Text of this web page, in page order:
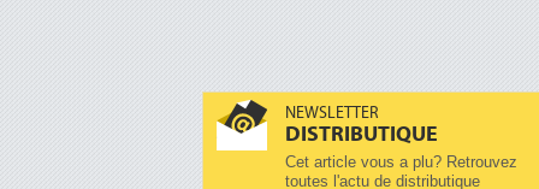
NEWSLETTER
DISTRIBUTIQUE
Cet article vous a plu? Retrouvez
toutes l'actu de distributique